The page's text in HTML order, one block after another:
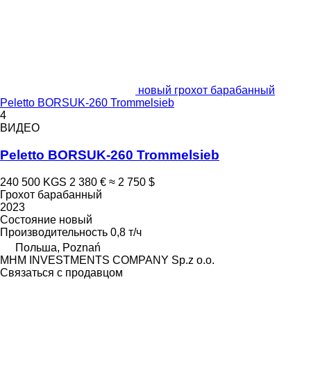
новый грохот барабанный
Peletto BORSUK-260 Trommelsieb
4
ВИДЕО
Peletto BORSUK-260 Trommelsieb
240 500 KGS 2 380 € ≈ 2 750 $
Грохот барабанный
2023
Состояние новый
Производительность 0,8 т/ч
Польша, Poznań
MHM INVESTMENTS COMPANY Sp.z o.o.
Связаться с продавцом